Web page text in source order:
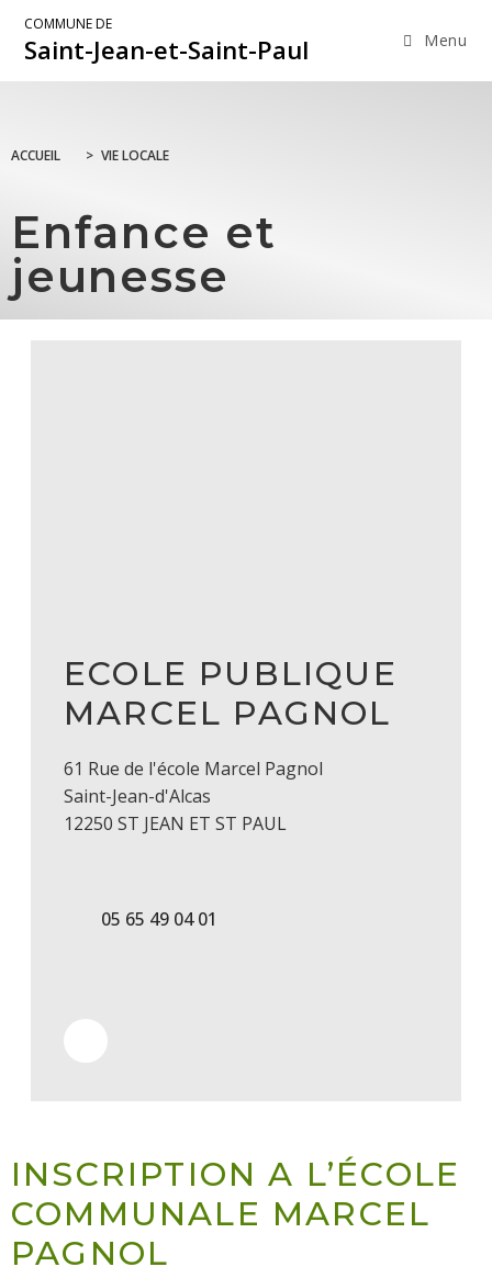
COMMUNE DE
Saint-Jean-et-Saint-Paul Menu
ACCUEIL > VIE LOCALE
Enfance et
jeunesse
ECOLE PUBLIQUE
MARCEL PAGNOL
61 Rue de l'école Marcel Pagnol
Saint-Jean-d'Alcas
12250 ST JEAN ET ST PAUL
05 65 49 04 01
INSCRIPTION A L’ÉCOLE
COMMUNALE MARCEL
PAGNOL